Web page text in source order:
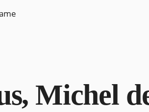
Michel